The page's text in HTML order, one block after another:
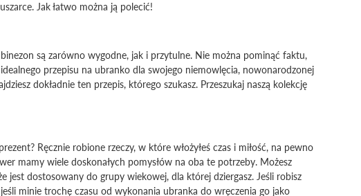
Jak łatwo można ją polecić!
są zarówno wygodne, jak i przytulne. Nie można pominąć faktu,
przepisu na ubranko dla swojego niemowlęcia, nowonarodzonej
dokładnie ten przepis, którego szukasz. Przeszukaj naszą kolekcję
Ręcznie robione rzeczy, w które włożyłeś czas i miłość, na pewno
mamy wiele doskonałych pomysłów na oba te potrzeby. Możesz
dostosowany do grupy wiekowej, dla której dziergasz. Jeśli robisz
minie trochę czasu od wykonania ubranka do wręczenia go jako